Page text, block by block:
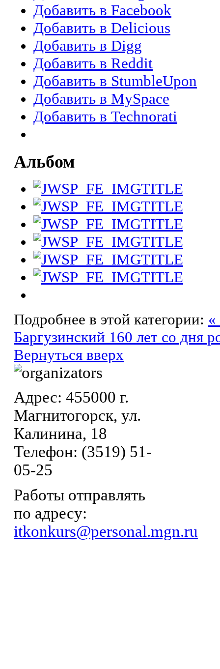
Добавить в Facebook
Добавить в Delicious
Добавить в Digg
Добавить в Reddit
Добавить в StumbleUpon
Добавить в MySpace
Добавить в Technorati
Альбом
Подробнее в этой категории: «
Баргузинский 160 лет со дня
Вернуться вверх
Адрес: 455000 г.
Магнитогорск, ул.
Калинина, 18
Телефон: (3519) 51-
05-25
Работы отправлять
по адресу:
itkonkurs@personal.mgn.ru